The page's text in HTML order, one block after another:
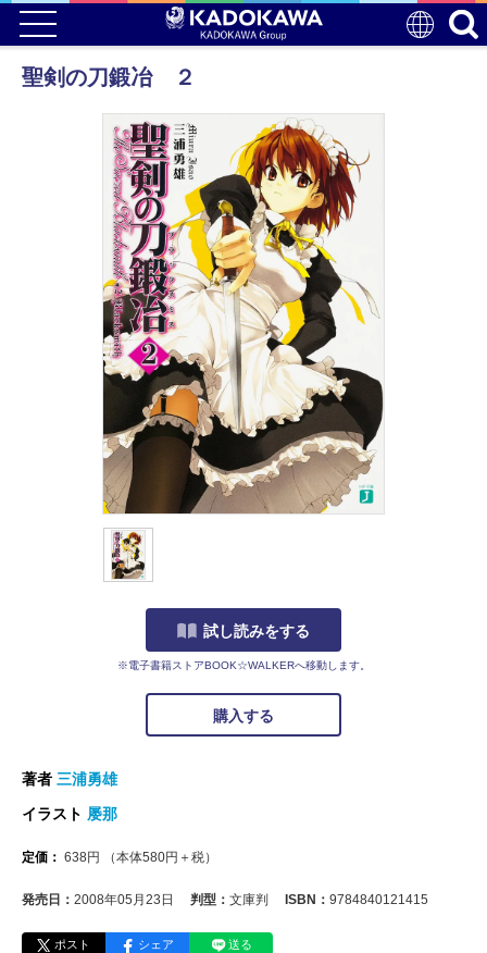
聖剣の刀鍛冶 ２
試し読みをする
※電子書籍ストアBOOK☆WALKERへ移動します。
購入する
著者 三浦勇雄
イラスト 屡那
定価： 638円 （本体580円＋税）
発売日： 2008年05月23日 判型： 文庫判 ISBN： 9784840121415
ポスト シェア 送る